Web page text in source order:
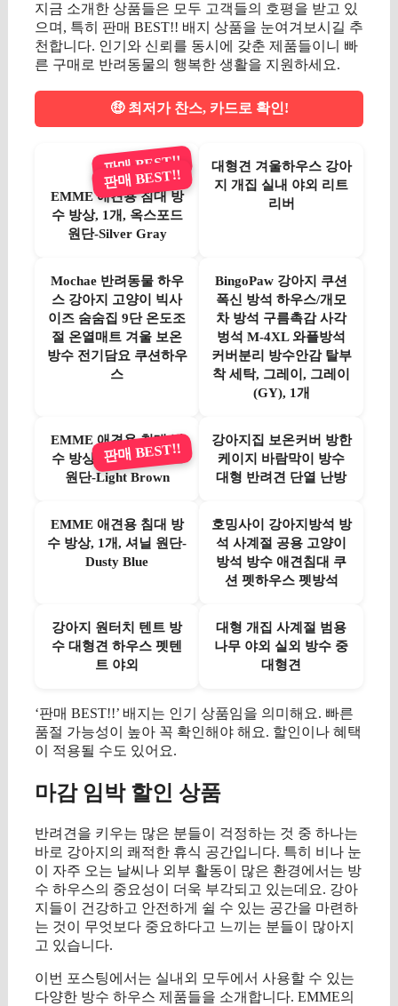
지금 소개한 상품들은 모두 고객들의 호평을 받고 있
으며, 특히 판매 BEST!! 배지 상품을 눈여겨보시길 추
천합니다. 인기와 신뢰를 동시에 갖춘 제품들이니 빠
른 구매로 반려동물의 행복한 생활을 지원하세요.
🤑 최저가 찬스, 카드로 확인!
판매 BEST!!
EMME 애견용 침대 방
수 방상, 1개, 옥스포드
원단-Silver Gray
판매 BEST!!
대형견 겨울하우스 강아
지 개집 실내 야외 리트
리버
Mochae 반려동물 하우
스 강아지 고양이 빅사
이즈 숨숨집 9단 온도조
절 온열매트 겨울 보온
방수 전기담요 쿠션하우
스
BingoPaw 강아지 쿠션
폭신 방석 하우스/개모
차 방석 구름촉감 사각
벙석 M-4XL 와플방석
커버분리 방수안감 탈부
착 세탁, 그레이, 그레이
(GY), 1개
EMME 애견용 침대 방
수 방상, 1개, 옥스포드
원단-Light Brown
판매 BEST!!
강아지집 보온커버 방한
케이지 바람막이 방수
대형 반려견 단열 난방
EMME 애견용 침대 방
수 방상, 1개, 셔닐 원단-
Dusty Blue
호밍사이 강아지방석 방
석 사계절 공용 고양이
방석 방수 애견침대 쿠
션 펫하우스 펫방석
강아지 원터치 텐트 방
수 대형견 하우스 펫텐
트 야외
대형 개집 사계절 범용
나무 야외 실외 방수 중
대형견
‘판매 BEST!!’ 배지는 인기 상품임을 의미해요. 빠른
품절 가능성이 높아 꼭 확인해야 해요. 할인이나 혜택
이 적용될 수도 있어요.
마감 임박 할인 상품
반려견을 키우는 많은 분들이 걱정하는 것 중 하나는
바로 강아지의 쾌적한 휴식 공간입니다. 특히 비나 눈
이 자주 오는 날씨나 외부 활동이 많은 환경에서는 방
수 하우스의 중요성이 더욱 부각되고 있는데요. 강아
지들이 건강하고 안전하게 쉴 수 있는 공간을 마련하
는 것이 무엇보다 중요하다고 느끼는 분들이 많아지
고 있습니다.
이번 포스팅에서는 실내외 모두에서 사용할 수 있는
다양한 방수 하우스 제품들을 소개합니다. EMME의